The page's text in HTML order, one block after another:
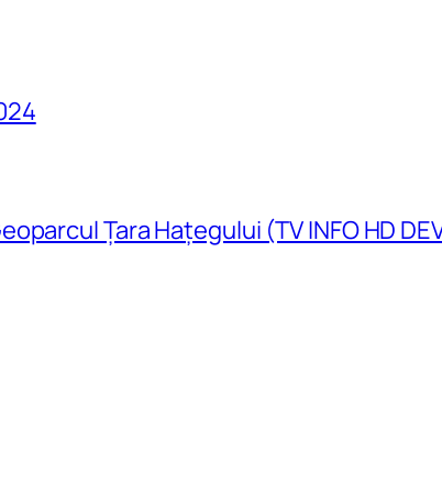
Țara Hațegului (TV INFO HD